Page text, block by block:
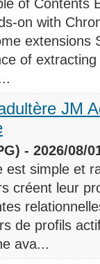
on with
extensions
of
JM
- 2026/08/
est simple et
créent leur
de profils
ava...